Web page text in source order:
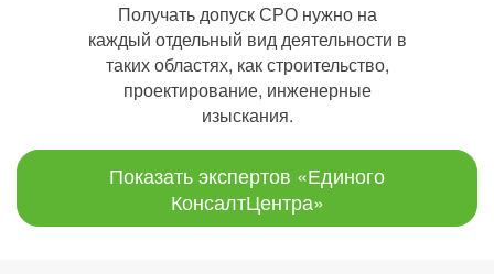
Получать допуск СРО нужно на
каждый отдельный вид деятельности в
таких областях, как строительство,
проектирование, инженерные
изыскания.
Показать экспертов «Единого
КонсалтЦентра»